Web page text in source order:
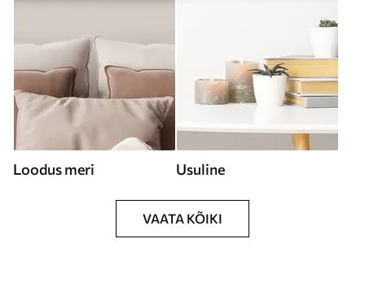
Loodus meri Usuline
VAATA KÕIKI